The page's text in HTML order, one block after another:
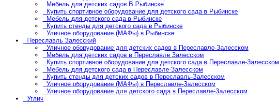
Мебель для детских садов В Рыбинске
Купить спортивное оборудование для детского сада в Рыбинске
Мебель для детского сада в Рыбинске
Купить стенды для детского сада в Рыбинске
Уличное оборудование (МАФы) в Рыбинске
Переславль Залесский
Уличное оборудование для детских садов в Переславле-Залесском
Мебель для детских садов в Переславле Залесском
Купить спортивное оборудование для детского сада в Переславле-Залесском
Мебель для детского сада в Переславле-Залесском
Купить стенды для детских садов в Переславль-Залесском
Уличное оборудование (МАФы) в Переславле-Залесском
Уличное оборудование для детского сада в Переславле-Залесском
Углич